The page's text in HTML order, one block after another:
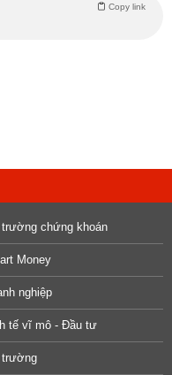
Copy link
chứng khoán
Money
nghiệp
tế vĩ mô - Đầu tư
trường